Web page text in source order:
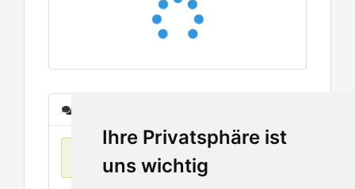
Ihre Privatsphäre ist
uns wichtig
Keine Einträge